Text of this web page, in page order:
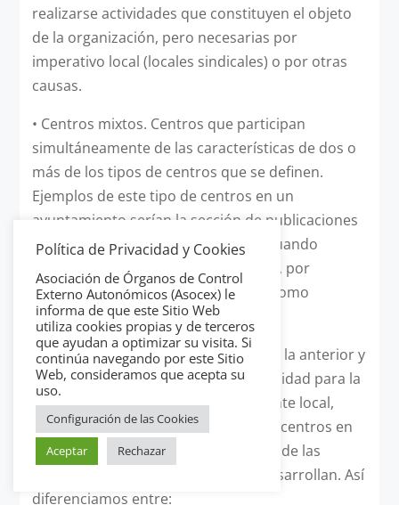
realizarse actividades que constituyen el objeto
de la organización, pero necesarias por
imperativo local (locales sindicales) o por otras
causas.
• Centros mixtos. Centros que participan
simultáneamente de las características de dos o
más de los tipos de centros que se definen.
Ejemplos de este tipo de centros en un
ayuntamiento serían la sección de publicaciones
o centro de informática, siempre y cuando
ambos centros presten sus servicios, por
ejemplo, tanto a usuarios externos como
internos del ayuntamiento.
Otra clasificación, complementaria a la anterior y
que se ha revelado como de gran utilidad para la
propia organización interna de un ente local,
podría ser aquella que diferencia los centros en
cuanto a su función y a la naturaleza de las
actividades que en los mismos se desarrollan. Así
diferenciamos entre:
Política de Privacidad y Cookies
Asociación de Órganos de Control
Externo Autonómicos (Asocex) le
informa de que este Sitio Web
utiliza cookies propias y de terceros
que ayudan a optimizar su visita. Si
continúa navegando por este Sitio
Web, consideramos que acepta su
uso.
Configuración de las Cookies
Aceptar
Rechazar